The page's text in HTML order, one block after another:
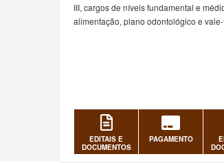
III, cargos de níveis fundamental e
alimentação, plano odontológico e
EDITAIS E
DOCUMENTOS
PAGAMENTO